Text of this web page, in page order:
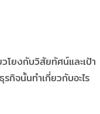
ยงกับวิสัยทัศน์และเป้า
กิจนั้นทำเกี่ยวกับอะไร